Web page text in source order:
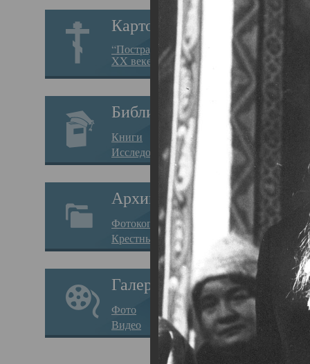
Картотека
“Пострадавшие за веру в
XX веке на Севере”
Библиотека
Книги
Исследования
Архив
Фотокопии дел
Крестные ходы
Галерея
Фото
Видео